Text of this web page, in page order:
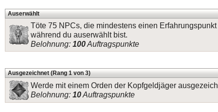
Auserwählt
Töte 75 NPCs, die mindestens einen
während du auserwählt bist.
Belohnung: 100Auftragspunkte
Ausgezeichnet (Rang 1 von 3)
Werde mit einem Orden der Kopfgeldjäger
Belohnung: 10Auftragspunkte